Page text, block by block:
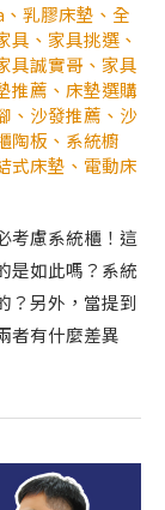
、 乳膠床墊 、 全
具 、 家具挑選 、
具誠實哥 、 家具
推薦 、 床墊選購
、 沙發推薦 、 沙
陶板 、 系統櫥
式床墊 、 電動床
考慮系統櫃！這
是如此嗎？系統
？另外，當提到
者有什麼差異